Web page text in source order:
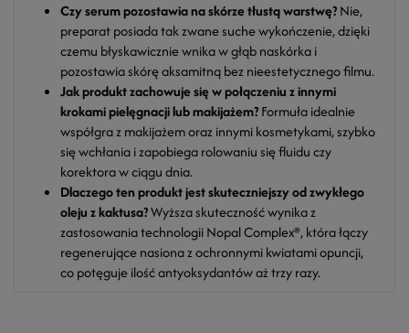
Czy serum pozostawia na skórze tłustą warstwę?Nie,
preparat posiada tak zwane suche wykończenie, dzięki
czemu błyskawicznie wnika w głąb naskórka i
pozostawia skórę aksamitną bez nieestetycznego filmu.
Jak produkt zachowuje się w połączeniu z innymi
krokami pielęgnacji lub makijażem?Formuła idealnie
współgra z makijażem oraz innymi kosmetykami, szybko
się wchłania i zapobiega rolowaniu się fluidu czy
korektora w ciągu dnia.
Dlaczego ten produkt jest skuteczniejszy od zwykłego
oleju z kaktusa?Wyższa skuteczność wynika z
zastosowania technologii Nopal Complex®, która łączy
regenerujące nasiona z ochronnymi kwiatami opuncji,
co potęguje ilość antyoksydantów aż trzy razy.